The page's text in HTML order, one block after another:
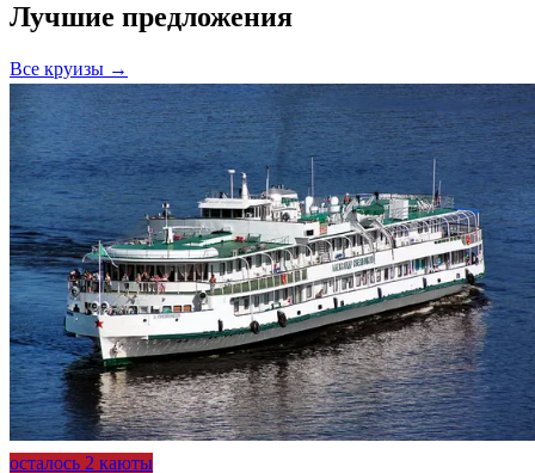
Лучшие предложения
Все круизы →
осталось 2 каюты